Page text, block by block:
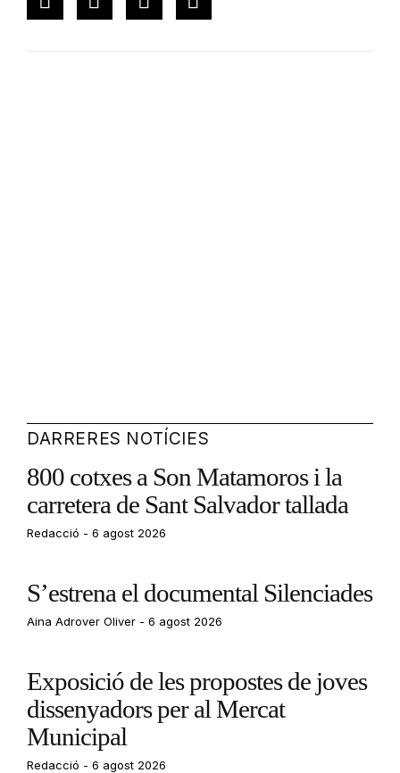
DARRERES NOTÍCIES
800 cotxes a Son Matamoros i la
carretera de Sant Salvador tallada
Redacció 6 agost 2026
S’estrena el documental Silenciades
Aina Adrover Oliver 6 agost 2026
Exposició de les propostes de joves
dissenyadors per al Mercat
Municipal
Redacció 6 agost 2026